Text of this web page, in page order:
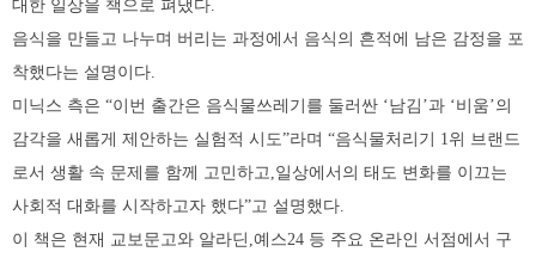
대한 일상을 책으로 펴냈다.
음식을 만들고 나누며 버리는 과정에서 음식의 흔적에 남은 감정을 포
착했다는 설명이다.
미닉스 측은 “이번 출간은 음식물쓰레기를 둘러싼 ‘남김’과 ‘비움’의
감각을 새롭게 제안하는 실험적 시도”라며 “음식물처리기 1위 브랜드
로서 생활 속 문제를 함께 고민하고,일상에서의 태도 변화를 이끄는
사회적 대화를 시작하고자 했다”고 설명했다.
이 책은 현재 교보문고와 알라딘,예스24 등 주요 온라인 서점에서 구